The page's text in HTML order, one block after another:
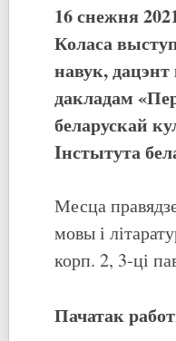
16 снежня
Коласа
навук,
дакладам
беларускай
Iнстытута
Месца
мовы і
корп. 2, 3-ці
Пачатак